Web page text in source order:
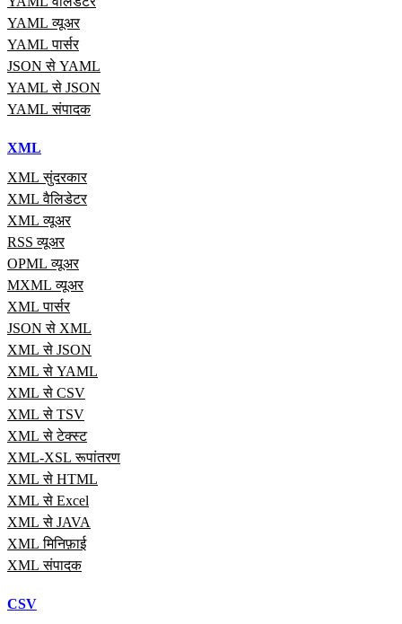
YAML व्यूअर
YAML पार्सर
JSON से YAML
YAML से JSON
YAML संपादक
XML
XML सुंदरकार
XML वैलिडेटर
XML व्यूअर
RSS व्यूअर
OPML व्यूअर
MXML व्यूअर
XML पार्सर
JSON से XML
XML से JSON
XML से YAML
XML से CSV
XML से TSV
XML से टेक्स्ट
XML-XSL रूपांतरण
XML से HTML
XML से Excel
XML से JAVA
XML मिनिफ़ाई
XML संपादक
CSV